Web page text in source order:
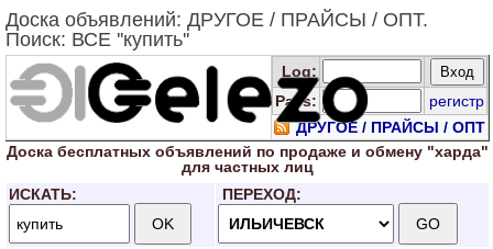
Доска объявлений: ДРУГОЕ / ПРАЙСЫ / ОПТ.
Поиск: ВСЕ ''купить''
Log:
Pass:
регистр
ДРУГОЕ / ПРАЙСЫ / ОПТ
Доска бесплатных объявлений по продаже и обмену "харда"
для частных лиц
ИСКАТЬ:
ПЕРЕХОД: